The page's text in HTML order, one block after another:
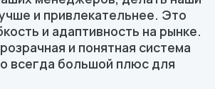
и привлекательнее. Это
и адаптивность на рынке.
и понятная система
всегда большой плюс для